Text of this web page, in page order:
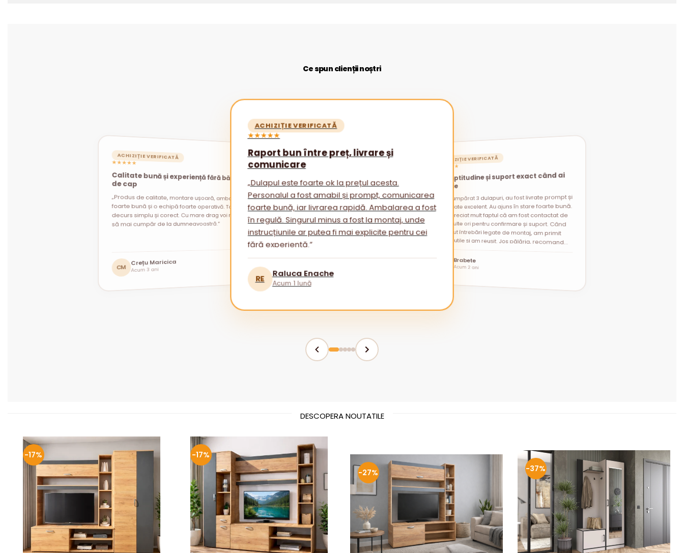
Ce spun clienții noștri
ACHIZIȚIE VERIFICATĂ
★★★★★
Raport bun între preț, livrare și
comunicare
„Dulapul este foarte ok la prețul acesta.
Personalul a fost amabil și prompt, comunicarea
foarte bună, iar livrarea rapidă. Ambalarea a fost
în regulă. Singurul minus a fost la montaj, unde
instrucțiunile ar putea fi mai explicite pentru cei
fără experiență.”
RE Raluca Enache
Acum 1 lună
ACHIZIȚIE VERIFICATĂ
★★★★★
Promptitudine și suport exact când ai
nevoie
„Am cumpărat 3 dulapuri, au fost livrate prompt și
ambalate excelent. Au ajuns în stare foarte bună.
Am apreciat mult faptul că am fost contactat de
mai multe ori pentru confirmare și suport. Când
am avut întrebări legate de montaj, am primit
sfaturi utile și am reușit. Jos pălăria, recomand
Brabete
Acum 2 ani
ACHIZIȚIE VERIFICATĂ
★★★★★
Calitate bună și experiență fără bătăi
de cap
„Produs de calitate, montare ușoară, ambalare
foarte bună și o echipă foarte operativă. Totul a
decurs simplu și corect. Cu mare drag voi reveni
să mai cumpăr de la dumneavoastră.”
CM Crețu Maricica
Acum 3 ani
DESCOPERA NOUTATILE
-17% -17%
-27% -37%